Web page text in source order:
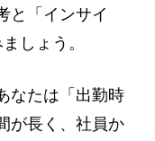
と「インサイ
しょう。
なたは「出勤時
が長く、社員か